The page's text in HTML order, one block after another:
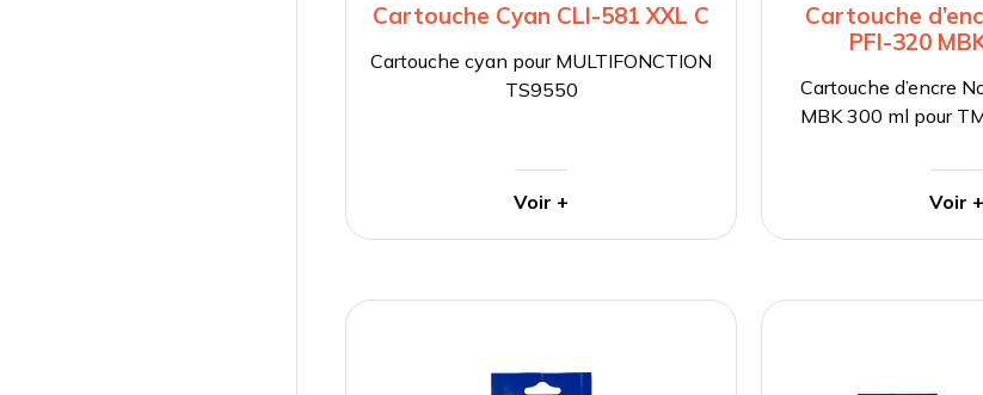
Cartouche Cyan CLI-581 XXL C
Cartouche cyan pour MULTIFONCTION
TS9550
Voir +
Cartouche
PFI-320
Cartouche d’encre
MBK 300 ml pour
Voir +